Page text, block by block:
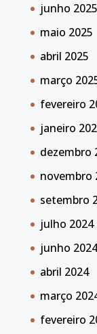
junho 2025
maio 2025
abril 2025
março
fevereiro
janeiro
dezembro
novembro
setembro
julho 2024
junho 2024
abril 2024
março
fevereiro